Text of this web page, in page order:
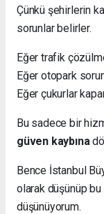
Çünkü şehirlerin
sorunlar belirler.
Eğer trafik
Eğer otopark
Eğer çukurlar
Bu sadece bir
güven kaybına
Bence İstanbul
olarak düşünüp bu
düşünüyorum.